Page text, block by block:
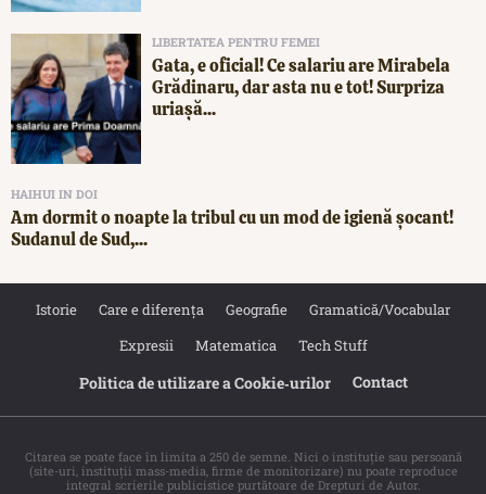
LIBERTATEA PENTRU FEMEI
Gata, e oficial! Ce salariu are Mirabela
Grădinaru, dar asta nu e tot! Surpriza
uriașă...
HAIHUI IN DOI
Am dormit o noapte la tribul cu un mod de igienă șocant!
Sudanul de Sud,...
Istorie Care e diferența Geografie
Gramatică/Vocabular
Expresii
Matematica Tech Stuff
Politica de utilizare a Cookie‐urilor Contact
Citarea se poate face în limita a 250 de semne. Nici o instituţie sau persoană
(site-uri, instituţii mass-media, firme de monitorizare) nu poate reproduce
integral scrierile publicistice purtătoare de Drepturi de Autor.